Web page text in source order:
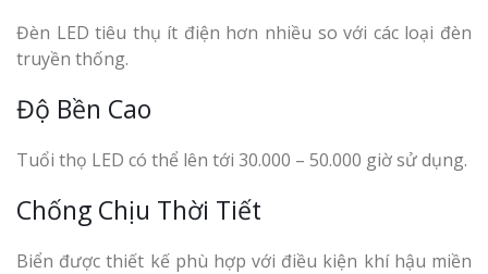
Đèn LED tiêu thụ ít điện hơn nhiều so với các loại đèn
truyền thống.
Độ Bền Cao
Tuổi thọ LED có thể lên tới 30.000 – 50.000 giờ sử dụng.
Chống Chịu Thời Tiết
Biển được thiết kế phù hợp với điều kiện khí hậu miền